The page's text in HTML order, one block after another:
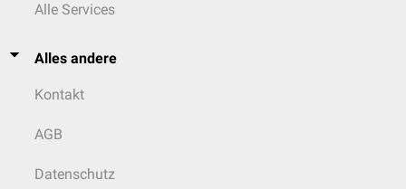
Alle Services
Alles andere
Kontakt
AGB
Datenschutz